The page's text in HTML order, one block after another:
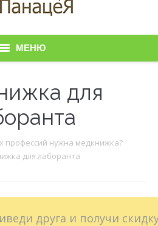
МЕНЮ
центре
листы
для
профессий нужна медкнижка?
для лаборанта
друга и получи